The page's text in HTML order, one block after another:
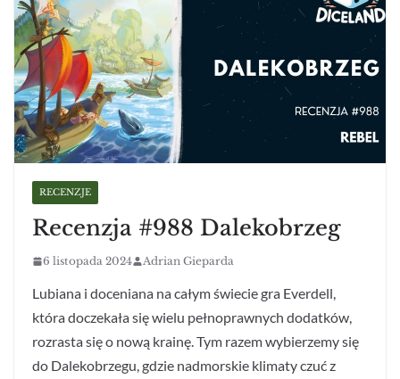
RECENZJE
Recenzja #988 Dalekobrzeg
6 listopada 2024 Adrian Gieparda
Lubiana i doceniana na całym świecie gra Everdell,
która doczekała się wielu pełnoprawnych dodatków,
rozrasta się o nową krainę. Tym razem wybierzemy się
do Dalekobrzegu, gdzie nadmorskie klimaty czuć z